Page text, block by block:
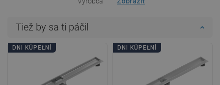
Tiež by sa ti páčil
DNI KÚPEĽNÍ DNI KÚPEĽNÍ